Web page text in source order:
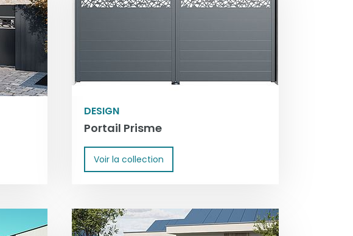
DESIGN
Portail Prisme
Voir la collection